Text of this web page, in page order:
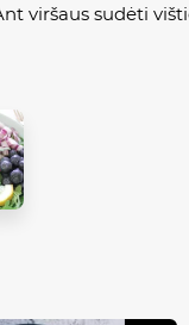
viršaus sudėti